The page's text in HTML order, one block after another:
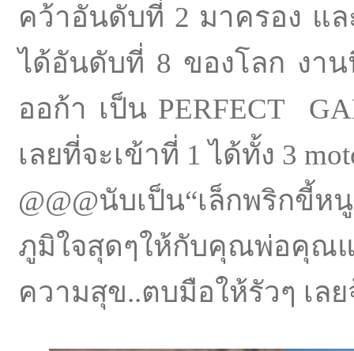
คว้าอันดับที่ 2 มาครอง แล
ได้อันดับที่ 8 ของโลก งา
ออก้า เป็น PERFECT
เลยที่จะเข้าที่ 1 ได้ทั้ง 3
@@@นับเป็น“เล็กพริกขี้
ภูมิใจสุดๆให้กับคุณพ่อคุ
ความสุข..ตบมือให้รัวๆ เล